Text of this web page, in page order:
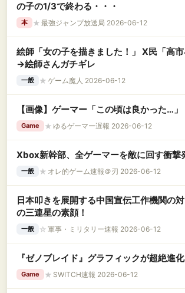
の子の1/3で終わる・・・
本 ★ 最強ジャンプ放送局 2026-06-12
絵師「女の子を描きました！」 X民「高市
→絵師さんガチギレ
一般 ★ ゲーム魔人 2026-06-12
【画像】ゲーマー「この頃は良かった…」
Game ★ ゆるゲーマー遅報 2026-06-12
Xbox新幹部、全ゲーマーを敵に回す衝撃
一般 ★ オレ的ゲーム速報＠刃 2026-06-12
日本叩きを展開する中国宣伝工作機関の
の三連星の素顔！
一般 ☆ 軍事・ミリタリー速報 2026-06-12
『ゼノブレイド』グラフィックが超絶進
Game ★ SWITCH速報 2026-06-12